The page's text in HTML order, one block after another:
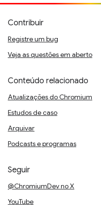
Contribuir
Registre um bug
Veja as questões em aberto
Conteúdo relacionado
Atualizações do Chromium
Estudos de caso
Arquivar
Podcasts e programas
Seguir
@ChromiumDev no X
YouTube